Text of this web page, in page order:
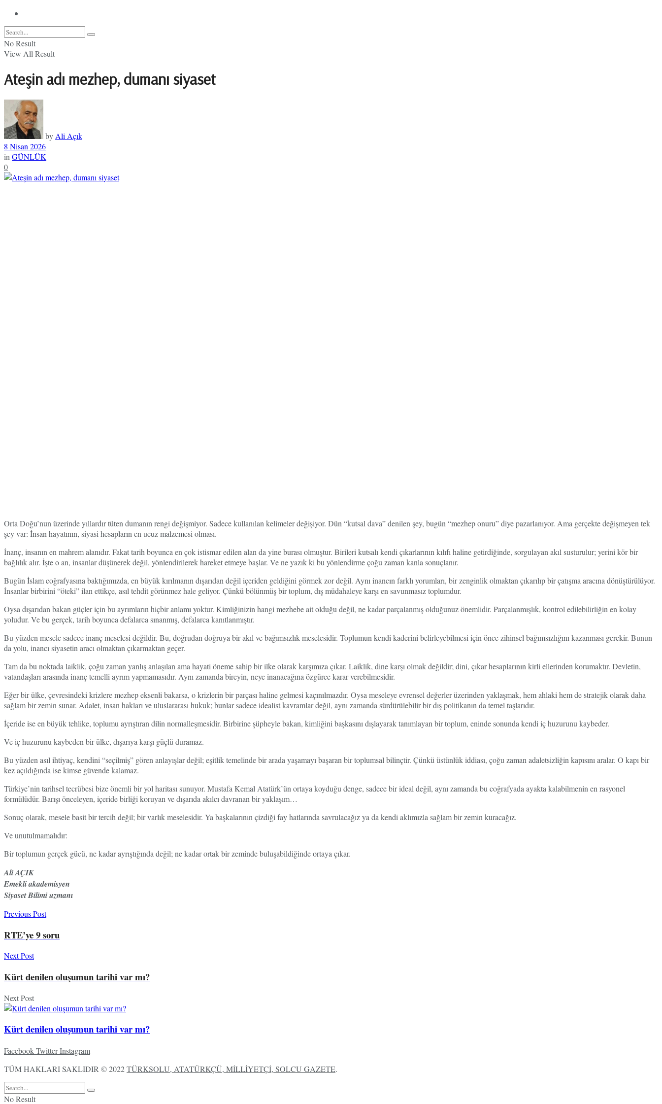
No Result
View All Result
Ateşin adı mezhep, dumanı siyaset
by Ali Açık
8 Nisan 2026
in GÜNLÜK
0
Orta Doğu’nun üzerinde yıllardır tüten dumanın rengi değişmiyor. Sadece kullanılan kelimeler değişiyor. Dün “kutsal dava” denilen şey, bugün “mezhep onuru” diye pazarlanıyor. Ama gerçekte değişmeyen tek
şey var: İnsan hayatının, siyasi hesapların en ucuz malzemesi olması.
İnanç, insanın en mahrem alanıdır. Fakat tarih boyunca en çok istismar edilen alan da yine burası olmuştur. Birileri kutsalı kendi çıkarlarının kılıfı haline getirdiğinde, sorgulayan akıl susturulur; yerini kör bir
bağlılık alır. İşte o an, insanlar düşünerek değil, yönlendirilerek hareket etmeye başlar. Ve ne yazık ki bu yönlendirme çoğu zaman kanla sonuçlanır.
Bugün İslam coğrafyasına baktığımızda, en büyük kırılmanın dışarıdan değil içeriden geldiğini görmek zor değil. Aynı inancın farklı yorumları, bir zenginlik olmaktan çıkarılıp bir çatışma aracına dönüştürülüyor.
İnsanlar birbirini “öteki” ilan ettikçe, asıl tehdit görünmez hale geliyor. Çünkü bölünmüş bir toplum, dış müdahaleye karşı en savunmasız toplumdur.
Oysa dışarıdan bakan güçler için bu ayrımların hiçbir anlamı yoktur. Kimliğinizin hangi mezhebe ait olduğu değil, ne kadar parçalanmış olduğunuz önemlidir. Parçalanmışlık, kontrol edilebilirliğin en kolay
yoludur. Ve bu gerçek, tarih boyunca defalarca sınanmış, defalarca kanıtlanmıştır.
Bu yüzden mesele sadece inanç meselesi değildir. Bu, doğrudan doğruya bir akıl ve bağımsızlık meselesidir. Toplumun kendi kaderini belirleyebilmesi için önce zihinsel bağımsızlığını kazanması gerekir. Bunun
da yolu, inancı siyasetin aracı olmaktan çıkarmaktan geçer.
Tam da bu noktada laiklik, çoğu zaman yanlış anlaşılan ama hayati öneme sahip bir ilke olarak karşımıza çıkar. Laiklik, dine karşı olmak değildir; dini, çıkar hesaplarının kirli ellerinden korumaktır. Devletin,
vatandaşları arasında inanç temelli ayrım yapmamasıdır. Aynı zamanda bireyin, neye inanacağına özgürce karar verebilmesidir.
Eğer bir ülke, çevresindeki krizlere mezhep eksenli bakarsa, o krizlerin bir parçası haline gelmesi kaçınılmazdır. Oysa meseleye evrensel değerler üzerinden yaklaşmak, hem ahlaki hem de stratejik olarak daha
sağlam bir zemin sunar. Adalet, insan hakları ve uluslararası hukuk; bunlar sadece idealist kavramlar değil, aynı zamanda sürdürülebilir bir dış politikanın da temel taşlarıdır.
İçeride ise en büyük tehlike, toplumu ayrıştıran dilin normalleşmesidir. Birbirine şüpheyle bakan, kimliğini başkasını dışlayarak tanımlayan bir toplum, eninde sonunda kendi iç huzurunu kaybeder.
Ve iç huzurunu kaybeden bir ülke, dışarıya karşı güçlü duramaz.
Bu yüzden asıl ihtiyaç, kendini “seçilmiş” gören anlayışlar değil; eşitlik temelinde bir arada yaşamayı başaran bir toplumsal bilinçtir. Çünkü üstünlük iddiası, çoğu zaman adaletsizliğin kapısını aralar. O kapı bir
kez açıldığında ise kimse güvende kalamaz.
Türkiye’nin tarihsel tecrübesi bize önemli bir yol haritası sunuyor. Mustafa Kemal Atatürk’ün ortaya koyduğu denge, sadece bir ideal değil, aynı zamanda bu coğrafyada ayakta kalabilmenin en rasyonel
formülüdür. Barışı önceleyen, içeride birliği koruyan ve dışarıda akılcı davranan bir yaklaşım…
Sonuç olarak, mesele basit bir tercih değil; bir varlık meselesidir. Ya başkalarının çizdiği fay hatlarında savrulacağız ya da kendi aklımızla sağlam bir zemin kuracağız.
Ve unutulmamalıdır:
Bir toplumun gerçek gücü, ne kadar ayrıştığında değil; ne kadar ortak bir zeminde buluşabildiğinde ortaya çıkar.
Ali AÇIK
Emekli akademisyen
Siyaset Bilimi uzmanı
Previous Post
RTE’ye 9 soru
Next Post
Kürt denilen oluşumun tarihi var mı?
Next Post
Kürt denilen oluşumun tarihi var mı?
FacebookTwitterInstagram
TÜM HAKLARI SAKLIDIR © 2022TÜRKSOLU, ATATÜRKÇÜ, MİLLİYETÇİ, SOLCU GAZETE.
No Result